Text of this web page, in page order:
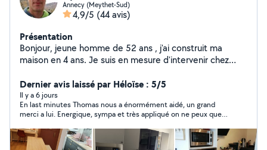
Annecy (Meythet-Sud)
4,9/5 (44 avis)
Présentation
Bonjour, jeune homme de 52 ans , j'ai construit ma
maison en 4 ans. Je suis en mesure d'intervenir chez
Montage interphone RING Je peux monter vos roues
sur votre véhicule. Transporter deux roues, tondeuse
ect.. Un problème ? posez moi votre question ! Soit je
vous propose une solution ! Soit cela dépasse mes
compétences et je vous dis clairement que je ne sais
pas faire.
Dernier avis laissé par Héloïse : 5/5
Il y a 6 jours
En last minutes Thomas nous a énormément aidé, un grand
merci a lui. Energique, sympa et très appliqué on ne peux que